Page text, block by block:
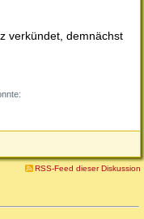
verkündet, demnächst
RSS-Feed dieser Diskussion